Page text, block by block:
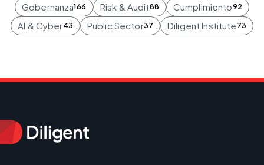
Gobernanza166 Risk & Audit88 Cumplimiento92
AI & Cyber43 Public Sector37 Diligent Institute 73